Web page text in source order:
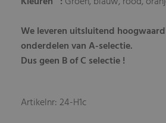
We leveren uitsluitend
onderdelen van A-selectie.
Dus geen B of C selectie !
Artikelnr: 24-H1c